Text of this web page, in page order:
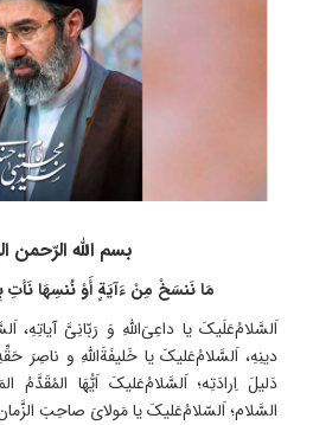
بسم الله الرّحمن
مَا نَنسَخْ مِنْ ءَآیَةٍ أَوْ نُنسِهَا نَأتِ
اَلسَّلامُ‌عَلَیکَ یا داعِیَ‌اللهِ وَ رَبّانِیَّ آیاتِهِ،
دینِهِ، اَلسَّلامُ‌عَلیکَ یا خَلیفَةَ‌اللهِ و ناصِرَ
دَلیلَ اِرادَتِه؛ اَلسَّلامُ‌عَلیکَ اَیُّهَا المُقَدَّمُ
السَّلام؛ اَلسّلامُ‌عَلیکَ یا مَولایَ صاحِبَ